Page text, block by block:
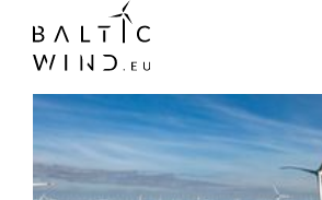
zawartości
Pokaż
większy
obrazek